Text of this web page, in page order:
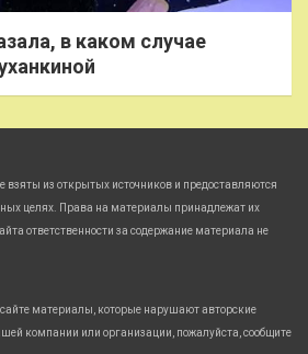
в каком случае
взяты из открытых источников и предоставляются
целях. Права на материалы принадлежат их
ответственности за содержание материала не
материалы, которые нарушают авторские
компании или организации, пожалуйста, сообщите